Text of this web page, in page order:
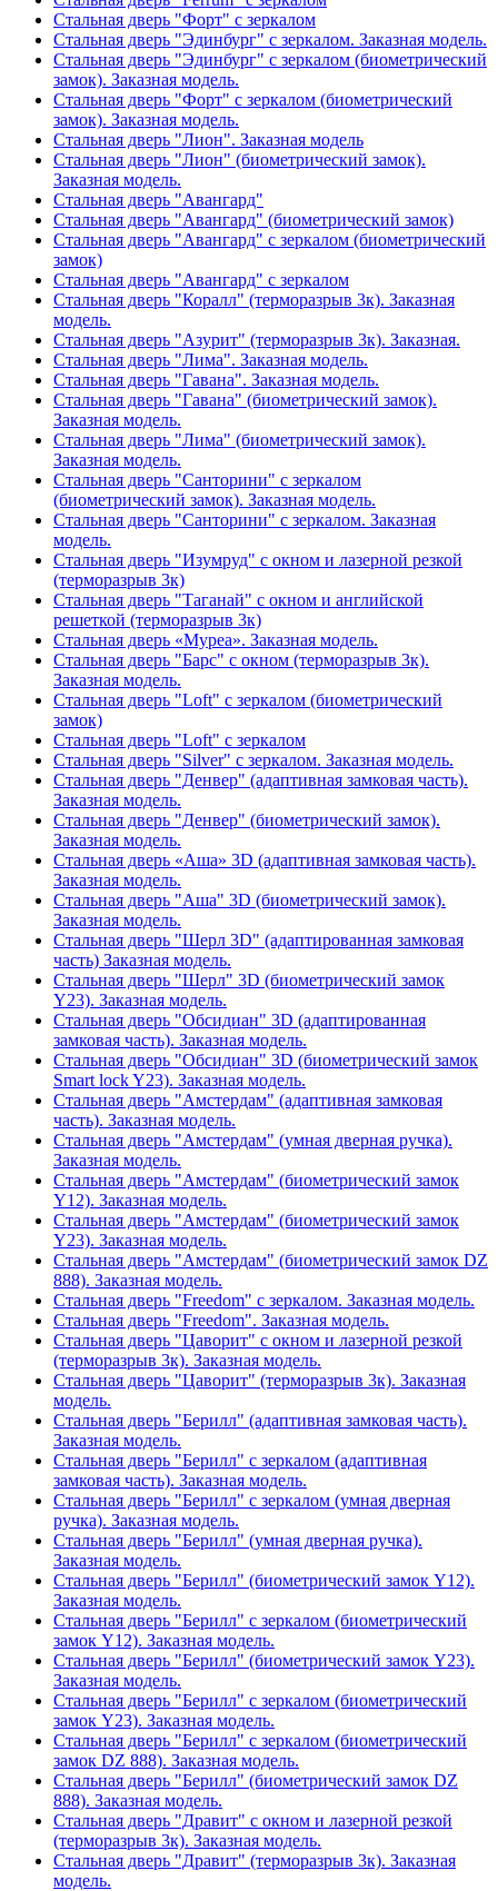
Стальная дверь "Форт" с зеркалом
Стальная дверь "Эдинбург" с зеркалом. Заказная модель.
Стальная дверь "Эдинбург" с зеркалом (биометрический
замок). Заказная модель.
Стальная дверь "Форт" с зеркалом (биометрический
замок). Заказная модель.
Стальная дверь "Лион". Заказная модель
Стальная дверь "Лион" (биометрический замок).
Заказная модель.
Стальная дверь "Авангард"
Стальная дверь "Авангард" (биометрический замок)
Стальная дверь "Авангард" с зеркалом (биометрический
замок)
Стальная дверь "Авангард" с зеркалом
Стальная дверь "Коралл" (терморазрыв 3к). Заказная
модель.
Стальная дверь "Азурит" (терморазрыв 3к). Заказная.
Стальная дверь "Лима". Заказная модель.
Стальная дверь "Гавана". Заказная модель.
Стальная дверь "Гавана" (биометрический замок).
Заказная модель.
Стальная дверь "Лима" (биометрический замок).
Заказная модель.
Стальная дверь "Санторини" с зеркалом
(биометрический замок). Заказная модель.
Стальная дверь "Санторини" с зеркалом. Заказная
модель.
Стальная дверь "Изумруд" с окном и лазерной резкой
(терморазрыв 3к)
Стальная дверь "Таганай" с окном и английской
решеткой (терморазрыв 3к)
Стальная дверь «Муреа». Заказная модель.
Стальная дверь "Барс" с окном (терморазрыв 3к).
Заказная модель.
Стальная дверь "Loft" с зеркалом (биометрический
замок)
Стальная дверь "Loft" с зеркалом
Стальная дверь "Silver" с зеркалом. Заказная модель.
Стальная дверь "Денвер" (адаптивная замковая часть).
Заказная модель.
Стальная дверь "Денвер" (биометрический замок).
Заказная модель.
Стальная дверь «Аша» 3D (адаптивная замковая часть).
Заказная модель.
Стальная дверь "Аша" 3D (биометрический замок).
Заказная модель.
Стальная дверь "Шерл 3D" (адаптированная замковая
часть) Заказная модель.
Стальная дверь "Шерл" 3D (биометрический замок
Y23). Заказная модель.
Стальная дверь "Обсидиан" 3D (адаптированная
замковая часть). Заказная модель.
Стальная дверь "Обсидиан" 3D (биометрический замок
Smart lock Y23). Заказная модель.
Стальная дверь "Амстердам" (адаптивная замковая
часть). Заказная модель.
Стальная дверь "Амстердам" (умная дверная ручка).
Заказная модель.
Стальная дверь "Амстердам" (биометрический замок
Y12). Заказная модель.
Стальная дверь "Амстердам" (биометрический замок
Y23). Заказная модель.
Стальная дверь "Амстердам" (биометрический замок DZ
888). Заказная модель.
Стальная дверь "Freedom" с зеркалом. Заказная модель.
Стальная дверь "Freedom". Заказная модель.
Стальная дверь "Цаворит" с окном и лазерной резкой
(терморазрыв 3к). Заказная модель.
Стальная дверь "Цаворит" (терморазрыв 3к). Заказная
модель.
Стальная дверь "Берилл" (адаптивная замковая часть).
Заказная модель.
Стальная дверь "Берилл" с зеркалом (адаптивная
замковая часть). Заказная модель.
Стальная дверь "Берилл" с зеркалом (умная дверная
ручка). Заказная модель.
Стальная дверь "Берилл" (умная дверная ручка).
Заказная модель.
Стальная дверь "Берилл" (биометрический замок Y12).
Заказная модель.
Стальная дверь "Берилл" с зеркалом (биометрический
замок Y12). Заказная модель.
Стальная дверь "Берилл" (биометрический замок Y23).
Заказная модель.
Стальная дверь "Берилл" с зеркалом (биометрический
замок Y23). Заказная модель.
Стальная дверь "Берилл" с зеркалом (биометрический
замок DZ 888). Заказная модель.
Стальная дверь "Берилл" (биометрический замок DZ
888). Заказная модель.
Стальная дверь "Дравит" с окном и лазерной резкой
(терморазрыв 3к). Заказная модель.
Стальная дверь "Дравит" (терморазрыв 3к). Заказная
модель.